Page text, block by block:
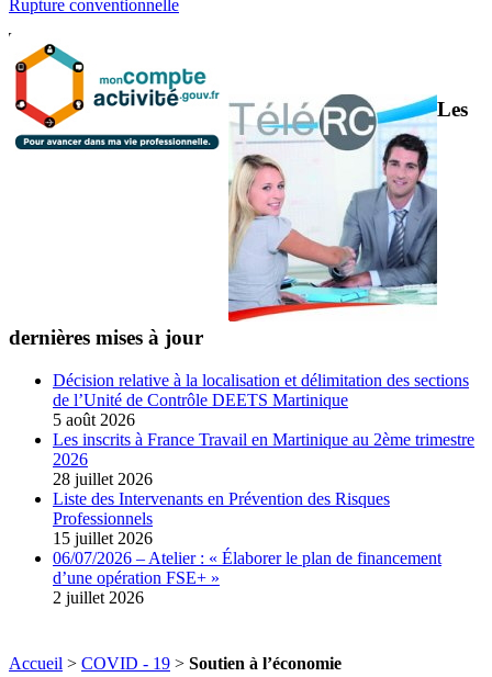
Rupture conventionnelle
Les
dernières mises à jour
Décision relative à la localisation et délimitation des sections
de l’Unité de Contrôle DEETS Martinique
5 août 2026
Les inscrits à France Travail en Martinique au 2ème trimestre
2026
28 juillet 2026
Liste des Intervenants en Prévention des Risques
Professionnels
15 juillet 2026
06/07/2026 – Atelier : « Élaborer le plan de financement
d’une opération FSE+ »
2 juillet 2026
Accueil > COVID - 19 > Soutien à l’économie